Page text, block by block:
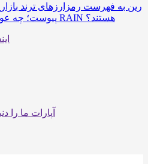
رین به فهرست رمزارزهای ترند بازار
پیوست؛ چه عواملی پشت صعود قیمت RAIN هستند؟
آپارات ما را